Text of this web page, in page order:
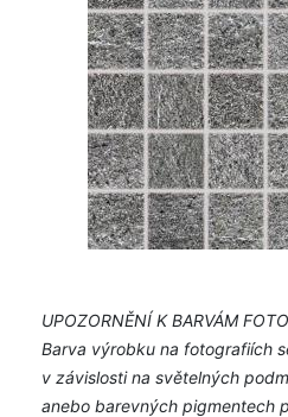
UPOZORNĚNÍ K BARVÁM
Barva výrobku na fotografiích
v závislosti na světelných
anebo barevných pigmentech